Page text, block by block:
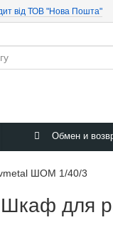
від ТОВ "Нова Пошта"
Обмен и
ШОМ 1/40/3
для